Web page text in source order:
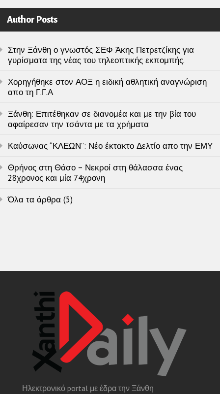
Author Posts
Στην Ξάνθη ο γνωστός ΣΕΦ Άκης Πετρετζίκης για
γυρίσματα της νέας του τηλεοπτικής εκπομπής.
Χορηγήθηκε στον ΑΟΞ η ειδική αθλητική αναγνώριση
απο τη Γ.Γ.Α
Ξάνθη: Επιτέθηκαν σε διανομέα και με την βία του
αφαίρεσαν την τσάντα με τα χρήματα
Καύσωνας “ΚΛΕΩΝ”: Νέο έκτακτο Δελτίο απο την ΕΜΥ
Θρήνος στη Θάσο – Νεκροί στη θάλασσα ένας
28χρονος και μία 74χρονη
Όλα τα άρθρα (5)
Ηλεκτρονικό portal με έδρα την Ξάνθη